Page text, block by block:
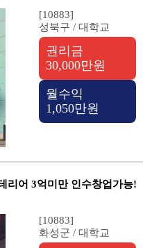
[10883]
성북구 / 대학교
권리금
30,000만원
월수익
1,050만원
리어 3억미만 인수창업가능!
[10883]
화성군 / 대학교